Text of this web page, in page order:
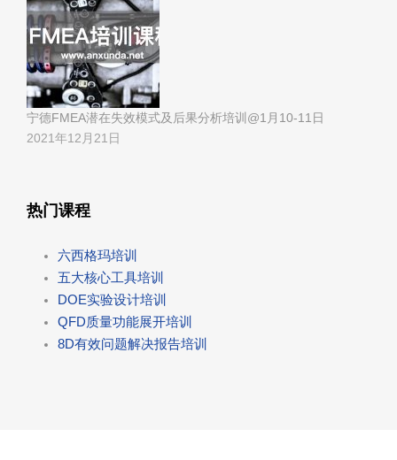
宁德FMEA潜在失效模式及后果分析培训@1月10-11日
2021年12月21日
热门课程
六西格玛培训
五大核心工具培训
DOE实验设计培训
QFD质量功能展开培训
8D有效问题解决报告培训